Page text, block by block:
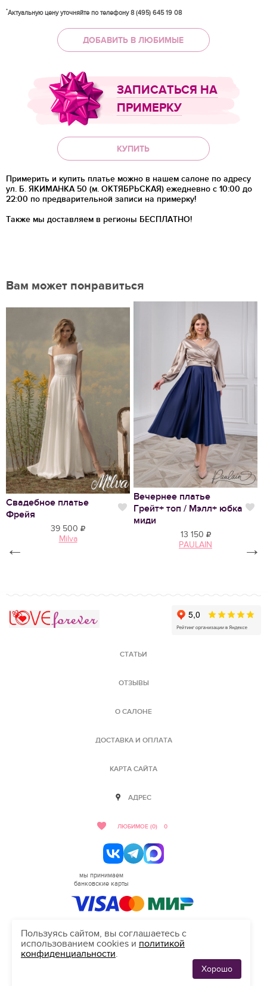
*Актуальную цену уточняйте по телефону 8 (495) 645 19 08
ДОБАВИТЬ В ЛЮБИМЫЕ
ЗАПИСАТЬСЯ НА
ПРИМЕРКУ
КУПИТЬ
Примерить и купить платье можно в нашем салоне по адресу
ул. Б. ЯКИМАНКА 50 (м. ОКТЯБРЬСКАЯ) ежедневно с 10:00 до
22:00 по предварительной записи на примерку!
Также мы доставляем в регионы БЕСПЛАТНО!
Вам может понравиться
Нравится
Свадебное платье
Фрейя
Нравится
39 500
Milva
Вечернее платье
Грейт+ топ / Мэлл+ юбка
миди
13 150
PAULAIN
← →
СТАТЬИ
ОТЗЫВЫ
О САЛОНЕ
ДОСТАВКА И ОПЛАТА
КАРТА САЙТА
АДРЕС
ЛЮБИМОЕ (0) 0
мы принимаем
банковские карты
HELLO@SALON-LOVE.RU
Пользуясь сайтом, вы соглашаетесь с
использованием cookies и политикой
конфиденциальности.
Хорошо